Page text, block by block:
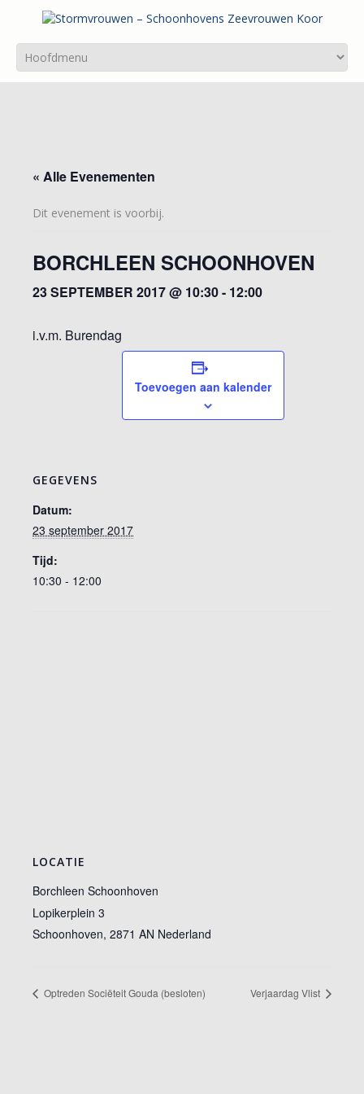
« Alle Evenementen
Dit evenement is voorbij.
BORCHLEEN SCHOONHOVEN
23 SEPTEMBER 2017 @ 10:30- 12:00
i.v.m. Burendag
Toevoegen aan kalender
GEGEVENS
Datum:
23 september 2017
Tijd:
10:30 - 12:00
LOCATIE
Borchleen Schoonhoven
Lopikerplein 3
Schoonhoven, 2871 AN Nederland
Optreden Sociëteit Gouda (besloten) Verjaardag Vlist